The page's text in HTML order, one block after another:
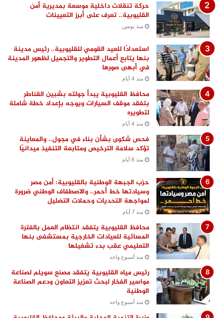
حركة تنقلات داخلية موسعة بمديرية أمن
القليوبية.. تعرف على أبرز التعيينات
منذ يومين
استعدادًا للعيد القومي للقليوبية.. رئيس مدينة
بنها يتابع أعمال التطوير والتجميل لظهور المدينة
في أبهى صورها
منذ 4 أيام
محافظ القليوبية يبدأ جولته بشبين القناطر
بتفقد موقف السيارات ويوجه بإعداد خطة شاملة
لتطويره
منذ 4 أيام
فحص شكوى بشأن بناء في مجول.. والمعاينة
تؤكد سلامة الترخيص ومتابعة التنفيذ ميدانيًا
منذ 6 أيام
حزب الجبهة الوطنية بالقليوبية: أمن مصر
وسيادتها خط أحمر.. والاصطفاف الوطني ضرورة
لمواجهة التحديات وحملات التضليل
منذ 7 أيام
محافظ القليوبية يتفقد انتظام العمل بالفترة
المسائية للعيادات الخارجية بمستشفى بنها
التعليمي عقب بدء تشغيلها
منذ أسبوع واحد
رئيس مياه القليوبية يتفقد مصنع سويلم لصناعة
مواسير الفخار لبحث تعزيز التعاون ودعم الصناعة
الوطنية
منذ أسبوع واحد